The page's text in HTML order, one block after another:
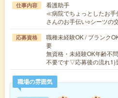
仕事内容
看護助手
≪病院でちょっとしたお
さんのお手伝い○シーツの
応募資格
職種未経験OK / ブランク
要
無資格・未経験OK年齢不
不要です▽応募後の流れ
職場の雰囲気